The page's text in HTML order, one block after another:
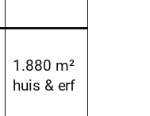
1.880 m²
huis & erf